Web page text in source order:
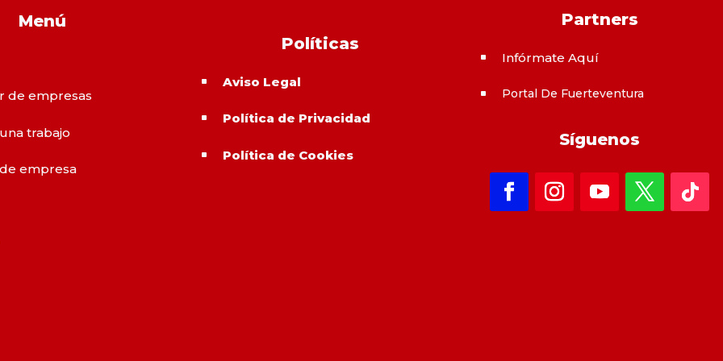
Menú
de empresas
trabajo
empresa
Políticas
^ Aviso Legal
^ Política de Privacidad
^ Política de Cookies
Partners
^ Infórmate Aquí
^ Portal De Fuerteventura
Síguenos